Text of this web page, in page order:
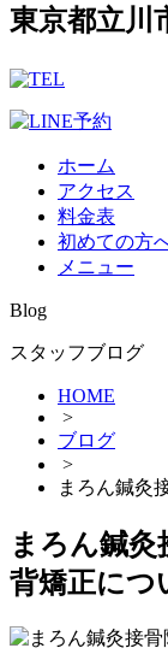
東京都立川
ホーム
アクセス
料金表
初めての方
メニュー
Blog
スタッフブログ
HOME
>
ブログ
>
まろん鍼灸
まろん鍼
背矯正につ